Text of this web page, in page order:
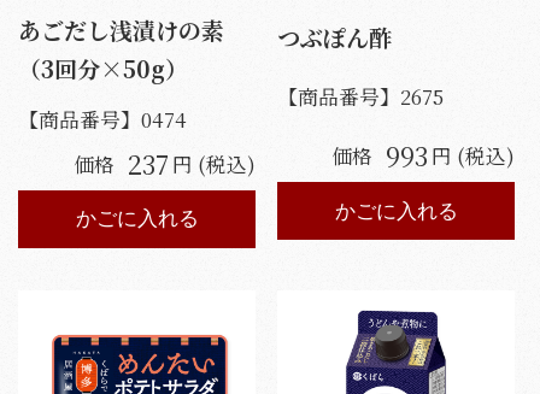
あごだし浅漬けの素
（3回分×50g）
【商品番号】 0474
価格 237 円 (税込)
かごに入れる
つぶぽん酢
【商品番号】 2675
価格 993 円 (税込)
かごに入れる